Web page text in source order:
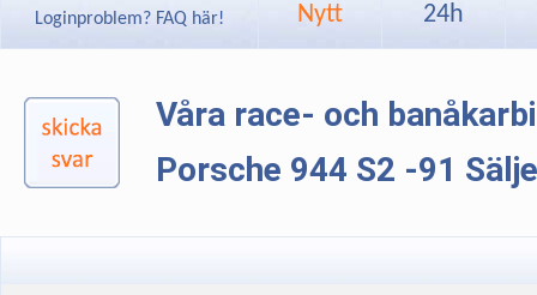
Loginproblem? FAQ här!
Nytt
24h
Våra race- och
Porsche 944 S2 -91